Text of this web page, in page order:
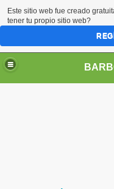
Este sitio web fue creado
tener tu propio sitio web?